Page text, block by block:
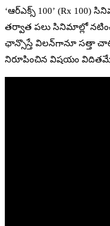
‘ఆర్‌ఎక్స్‌ 100’ (Rx
తర్వాత పలు సినిమాల్లో
ఛాన్సొస్తే విలన్‌గానూ సత్తా
నిరూపించిన విషయం